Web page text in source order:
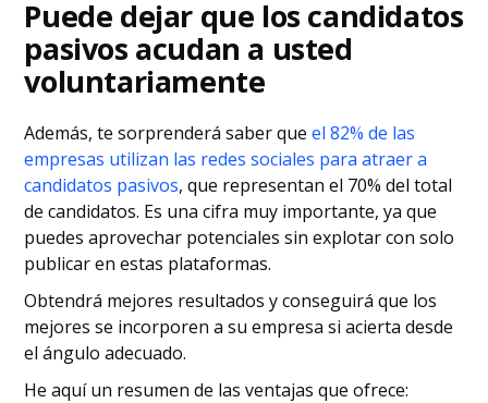
Puede dejar que los candidatos
pasivos acudan a usted
voluntariamente
Además, te sorprenderá saber queel 82% de las
empresas utilizan las redes sociales para atraer a
candidatos pasivos, que representan el 70% del total
de candidatos. Es una cifra muy importante, ya que
puedes aprovechar potenciales sin explotar con solo
publicar en estas plataformas.
Obtendrá mejores resultados y conseguirá que los
mejores se incorporen a su empresa si acierta desde
el ángulo adecuado.
He aquí un resumen de las ventajas que ofrece: